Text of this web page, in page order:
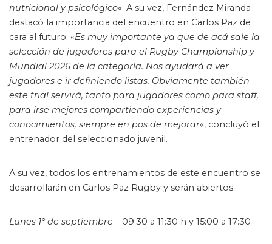
nutricional y psicológico«. A su vez, Fernández Miranda
destacó la importancia del encuentro en Carlos Paz de
cara al futuro: «Es muy importante ya que de acá sale la
selección de jugadores para el Rugby Championship y
Mundial 2026 de la categoría. Nos ayudará a ver
jugadores e ir definiendo listas. Obviamente también
este trial servirá, tanto para jugadores como para staff,
para irse mejores compartiendo experiencias y
conocimientos, siempre en pos de mejorar«, concluyó el
entrenador del seleccionado juvenil.
A su vez, todos los entrenamientos de este encuentro se
desarrollarán en Carlos Paz Rugby y serán abiertos:
Lunes 1° de septiembre – 09:30 a 11:30 h y 15:00 a 17:30